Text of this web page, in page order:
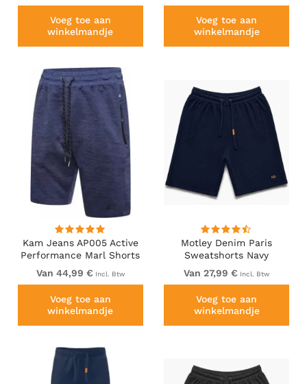
Voeg toe aan
winkelmandje
Voeg toe aan
winkelmandje
Kam Jeans AP005 Active
Performance Marl Shorts
Indigo
Van 44,99 € Incl. Btw
Voeg toe aan
winkelmandje
Motley Denim Paris
Sweatshorts Navy
Van 27,99 € Incl. Btw
Voeg toe aan
winkelmandje